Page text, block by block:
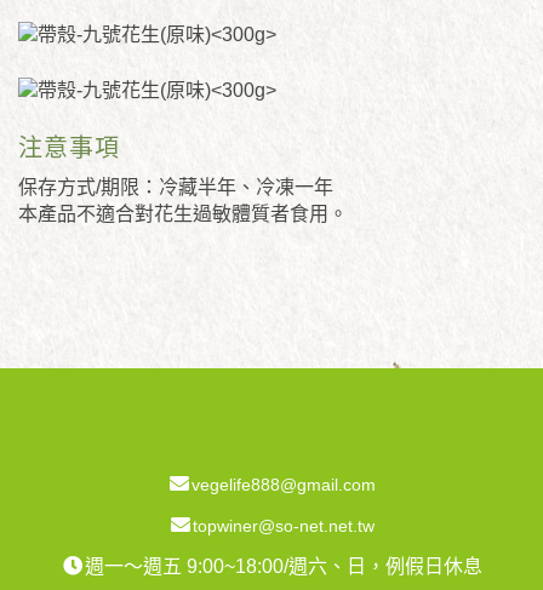
注意事項
保存方式/期限：冷藏半年、冷凍一年
本產品不適合對花生過敏體質者食用。
vegelife888@gmail.com
topwiner@so-net.net.tw
週一～週五 9:00~18:00/週六、日，例假日休息